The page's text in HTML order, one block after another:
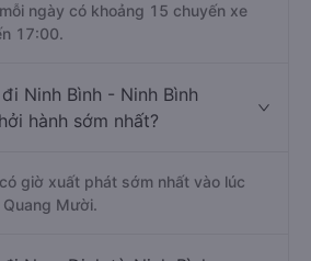
ngày có khoảng 15 chuyến xe
17:00.
Ninh Bình - Ninh Bình
hành sớm nhất?
giờ xuất phát sớm nhất vào lúc
Mười.